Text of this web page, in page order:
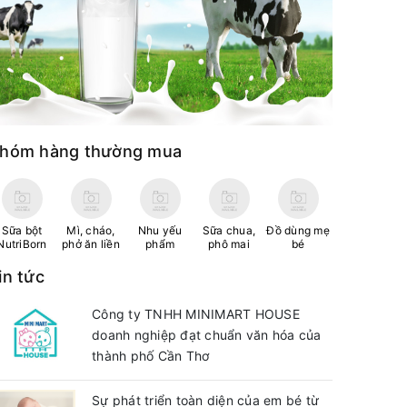
hàng thường mua
Sữa bột
Mì, cháo,
phở ăn liền
Nhu yếu
phẩm
Sữa chua,
phô mai
Đồ dùng mẹ
bé
tức
Công ty TNHH MINIMART HOUSE
doanh nghiệp đạt chuẩn văn hóa của
thành phố Cần Thơ
Sự phát triển toàn diện của em bé từ